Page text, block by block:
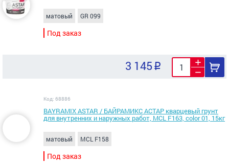
матовый GR 099
Под заказ
3 145
Код: 68886
BAYRAMIX ASTAR / БАЙРАМИКС АСТАР кварцевый грунт
для внутренних и наружных работ, MCL F163, color 01, 15кг
матовый MCL F158
Под заказ